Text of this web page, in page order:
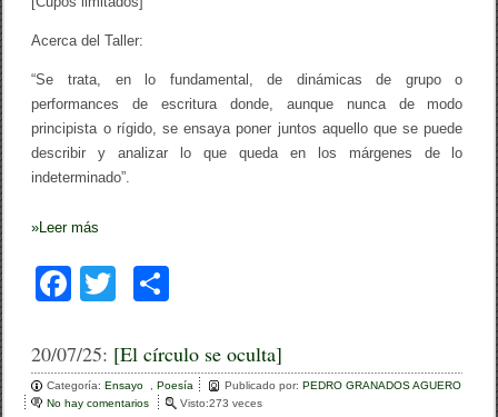
Acerca del Taller:
“Se trata, en lo fundamental, de dinámicas de grupo o
performances de escritura donde, aunque nunca de modo
principista o rígido, se ensaya poner juntos aquello que se puede
describir y analizar lo que queda en los márgenes de lo
indeterminado”.
»Leer más
F
c
e
tt
er
m
p
20/07/25: [El círculo se oculta]
Categoría:Ensayo ,Poesía Publicado por:PEDRO GRANADOS AGUERO
No hay comentarios
Visto:273 veces